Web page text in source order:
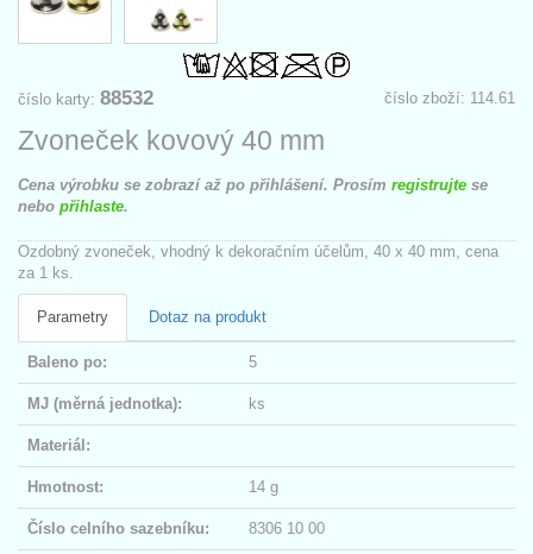
číslo zboží: 114.61
číslo karty: 88532
Zvoneček kovový 40 mm
Cena výrobku se zobrazí až po přihlášení. Prosím registrujte se
nebo přihlaste.
Ozdobný zvoneček, vhodný k dekoračním účelům, 40 x 40 mm, cena
za 1 ks.
Parametry Dotaz na produkt
Baleno po: 5
MJ (měrná jednotka): ks
Materiál:
Hmotnost: 14 g
Číslo celního sazebníku: 8306 10 00